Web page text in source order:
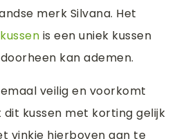
merk Silvana. Het
is een uniek kussen
kan ademen.
veilig en voorkomt
kussen met korting gelijk
vinkje hierboven aan te